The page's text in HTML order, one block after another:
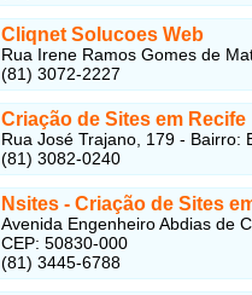
Cliqnet Solucoes Web
Rua Irene Ramos Gomes de
(81) 3072-2227
Criação de Sites em Recife
Rua José Trajano, 179 - Bairro:
(81) 3082-0240
Nsites - Criação de Sites
Avenida Engenheiro Abdias de
CEP: 50830-000
(81) 3445-6788